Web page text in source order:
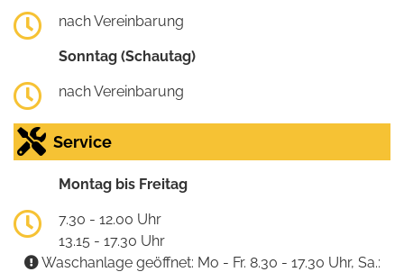
nach Vereinbarung
Sonntag (Schautag)
nach Vereinbarung
Service
Montag bis Freitag
7.30 - 12.00 Uhr
13.15 - 17.30 Uhr
Waschanlage geöffnet: Mo - Fr. 8.30 - 17.30 Uhr, Sa.: